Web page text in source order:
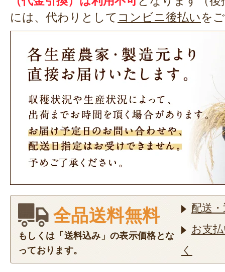
には、代わりとして コンビニ後払いを
全品送料無料
もしくは「送料込み」の表示価格とな
っております。
配送
お支
く